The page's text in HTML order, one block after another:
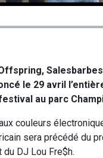
le 29 avril
au parc
couleurs
sera précédé du
DJ Lou Fre$h.